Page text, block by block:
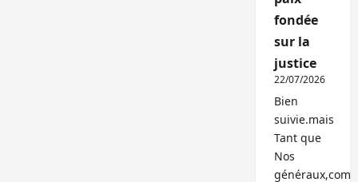
fondée
sur la
justice
22/07/2026
Bien
suivie.mais
Tant que
Nos
généraux,com